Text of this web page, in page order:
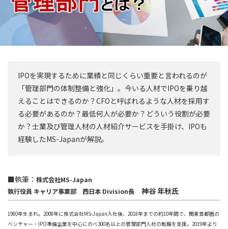
IPOを実現するために業績と同じくらい重要と言われるのが
「管理部門の体制整備と強化」。今いる人材でIPOを乗り越
えることはできるのか？CFOと呼ばれるような人材を採用す
る必要があるのか？最低何人が必要か？どういう役割が必要
か？士業及び管理人材の人材紹介サービスを手掛け、IPOも
経験したMS-Japanが解説。
■執筆： 株式会社MS-Japan
執行役員 キャリア事業部 西日本 Division長 神谷 年秋氏
1980年生まれ。2008年に株式会社MS-Japan入社後、2018年までの約10年間で、関東首都圏の
ベンチャー・IPO準備企業を中心にのべ300名以上の管理部門人材の転職を支援。2019年より